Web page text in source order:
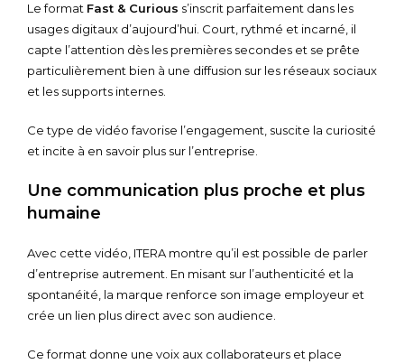
Le format Fast & Curious s’inscrit parfaitement dans les
usages digitaux d’aujourd’hui. Court, rythmé et incarné, il
capte l’attention dès les premières secondes et se prête
particulièrement bien à une diffusion sur les réseaux sociaux
et les supports internes.
Ce type de vidéo favorise l’engagement, suscite la curiosité
et incite à en savoir plus sur l’entreprise.
Une communication plus proche et plus
humaine
Avec cette vidéo, ITERA montre qu’il est possible de parler
d’entreprise autrement. En misant sur l’authenticité et la
spontanéité, la marque renforce son image employeur et
crée un lien plus direct avec son audience.
Ce format donne une voix aux collaborateurs et place